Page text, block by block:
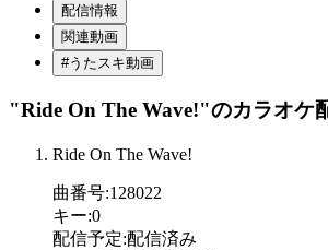
配信情報
関連動画
#うたスキ動画
"Ride On The Wave!"のカラオケ
Ride On The Wave!
曲番号:128022
キー:0
配信予定:配信済み